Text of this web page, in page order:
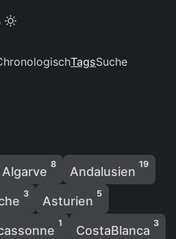
TagsSuche
Algarve
8
Andalusien
19
3
Asturien
5
1
CostaBlanca
3